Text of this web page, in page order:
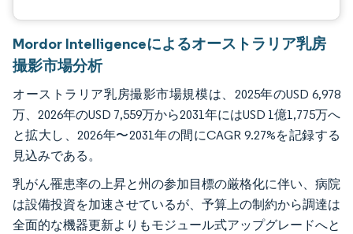
Mordor Intelligenceによるオーストラリア乳房
撮影市場分析
オーストラリア乳房撮影市場規模は、2025年のUSD 6,978
万、2026年のUSD 7,559万から2031年にはUSD 1億1,775万へ
と拡大し、2026年〜2031年の間にCAGR 9.27%を記録する
見込みである。
乳がん罹患率の上昇と州の参加目標の厳格化に伴い、病院
は設備投資を加速させているが、予算上の制約から調達は
全面的な機器更新よりもモジュール式アップグレードへと